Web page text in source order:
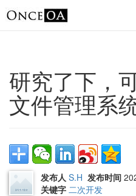
研究了下，
文件管理系
发布人 S.H 发布时间
关键字 二次开发